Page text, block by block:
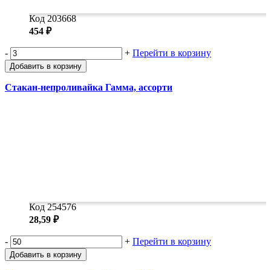
Код 203668
454 ₽
- + Перейти в корзину
Добавить в корзину
Стакан-непроливайка Гамма, ассорти
Код 254576
28,59 ₽
- + Перейти в корзину
Добавить в корзину